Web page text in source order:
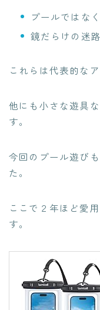
プールではな
鏡だらけの迷
これらは代表的な
他にも小さな遊具
す。
今回のプール遊び
た。
ここで２年ほど愛
す。